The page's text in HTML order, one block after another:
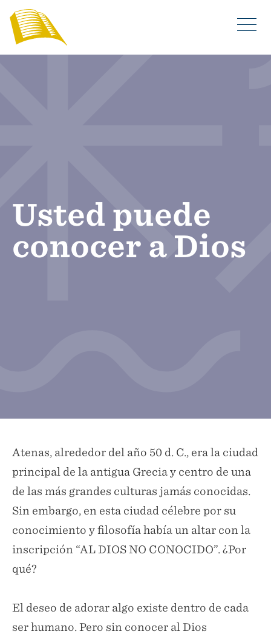
Usted puede
conocer a Dios
Atenas, alrededor del año 50 d. C., era la ciudad
principal de la antigua Grecia y centro de una
de las más grandes culturas jamás conocidas.
Sin embargo, en esta ciudad célebre por su
conocimiento y filosofía había un altar con la
inscripción “AL DIOS NO CONOCIDO”. ¿Por
qué?
El deseo de adorar algo existe dentro de cada
ser humano. Pero sin conocer al Dios